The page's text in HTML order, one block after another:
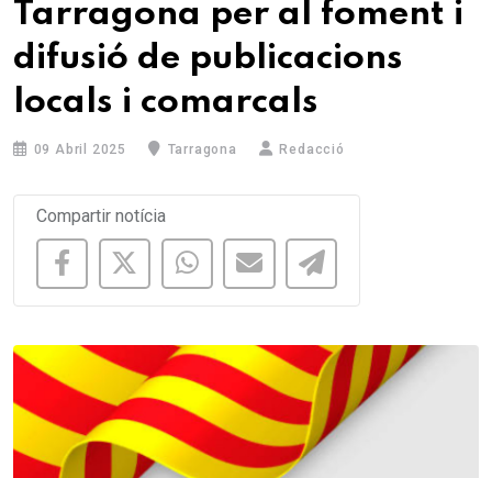
Tarragona per al foment i
difusió de publicacions
locals i comarcals
09 Abril 2025 Tarragona Redacció
Compartir notícia